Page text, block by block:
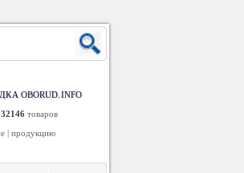
OBORUD.INFO
32146 товаров
| продукцию